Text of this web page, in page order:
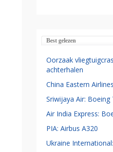
Best gelezen
Oorzaak
achterhalen
China Eastern
Sriwijaya Air: Boeing
Air India Express:
PIA: Airbus A320
Ukraine